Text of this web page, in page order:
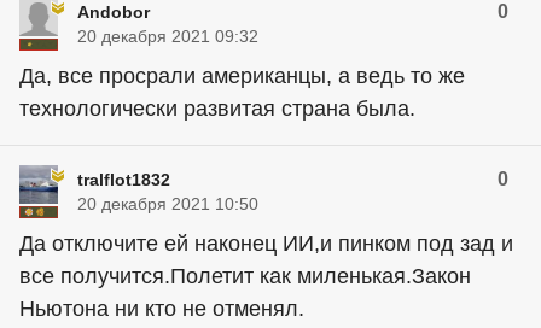
Andobor 0
20 декабря 2021 09:32
Да, все пpocpaли американцы, а ведь то же
технологически развитая страна была.
tralflot1832 0
20 декабря 2021 10:50
Да отключите ей наконец ИИ,и пинком под зад и
все получится.Полетит как миленькая.Закон
Ньютона ни кто не отменял.